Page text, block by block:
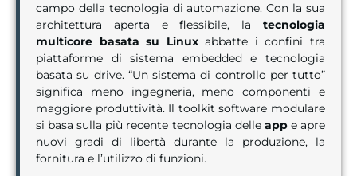
campo della tecnologia di automazione. Con la sua
architettura aperta e flessibile, la tecnologia
multicore basata su Linuxabbatte i confini tra
piattaforme di sistema embedded e tecnologia
basata su drive. “Un sistema di controllo per tutto”
significa meno ingegneria, meno componenti e
maggiore produttività. Il toolkit software modulare
si basa sulla più recente tecnologia delle app e apre
nuovi gradi di libertà durante la produzione, la
fornitura e l’utilizzo di funzioni.